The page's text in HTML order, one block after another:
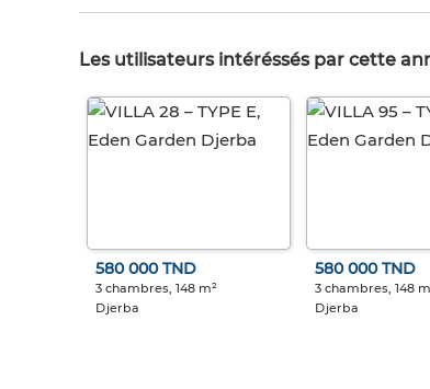
Les utilisateurs intéréssés par cette
580 000 TND
3 chambres, 148 m²
Djerba
580 000 TND
3 chambres, 148
Djerba